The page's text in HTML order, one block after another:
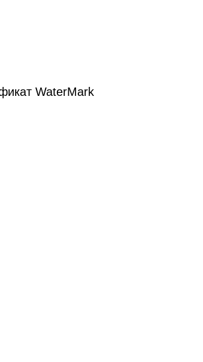
WaterMark